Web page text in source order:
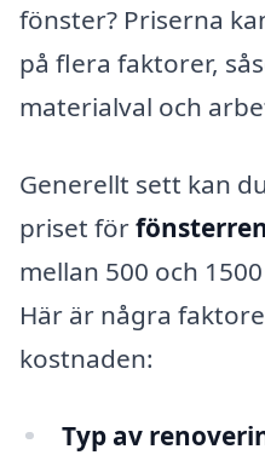
fönster? Priserna
på flera faktorer,
materialval och
Generellt sett kan
priset för
mellan 500 och
Här är några
kostnaden:
Typ av